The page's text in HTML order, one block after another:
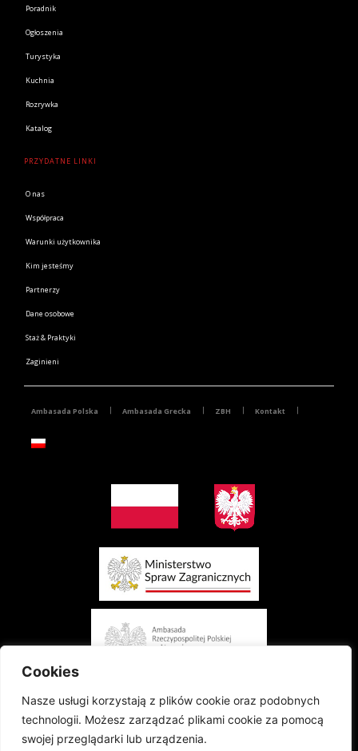
Cookies
Nasze usługi korzystają z plików cookie oraz podobnych
technologii. Możesz zarządzać plikami cookie za pomocą
swojej przeglądarki lub urządzenia.
Poradnik
Ogłoszenia
Turystyka
Kuchnia
Rozrywka
Katalog
PRZYDATNE LINKI
O nas
Współpraca
Warunki użytkownika
Kim jesteśmy
Partnerzy
Dane osobowe
Staż & Praktyki
Zaginieni
Ambasada Polska Ambasada Grecka ZBH Kontakt